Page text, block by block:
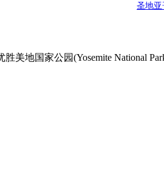
圣地亚
胜美地国家公园(Yosemite National